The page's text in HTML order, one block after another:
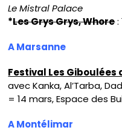
Le Mistral Palace
*Les Grys Grys, Whore:
A Marsanne
Festival Les Giboulées
avec Kanka, Al’Tarba,
= 14 mars, Espace des
A Montélimar